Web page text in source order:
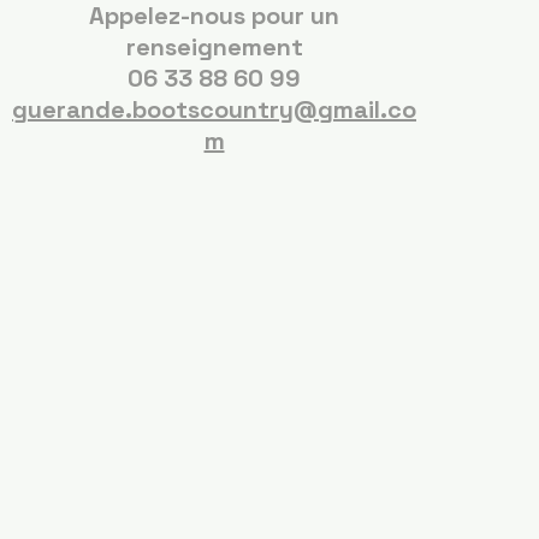
Appelez-nous pour un
renseignement
06 33 88 60 99
guerande.bootscountry@gmail.co
m